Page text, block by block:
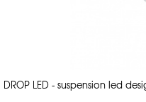
DROP LED - suspension led